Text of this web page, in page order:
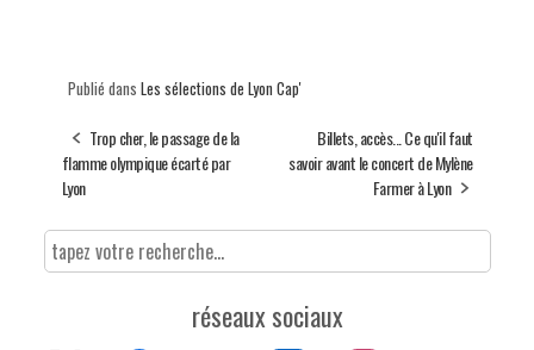
Publié dans Les sélections de Lyon Cap'
Trop cher, le passage de la
flamme olympique écarté par
Lyon
Billets, accès... Ce qu'il faut
savoir avant le concert de Mylène
Farmer à Lyon
réseaux sociaux